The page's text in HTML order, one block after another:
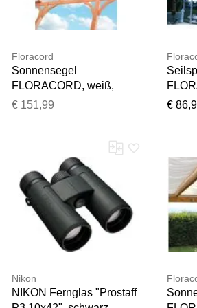
Floracord
Sonnensegel
FLORACORD, weiß,
B:68cm T:275cm,
€ 151,99
BxT:
€
Nikon
NIKON Fernglas "Prostaff